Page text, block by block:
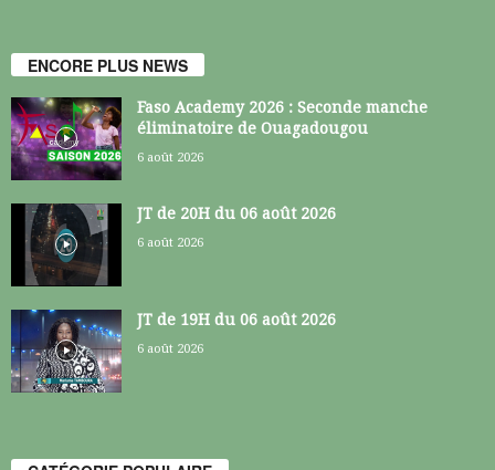
ENCORE PLUS NEWS
Faso Academy 2026 : Seconde manche
éliminatoire de Ouagadougou
6 août 2026
JT de 20H du 06 août 2026
6 août 2026
JT de 19H du 06 août 2026
6 août 2026